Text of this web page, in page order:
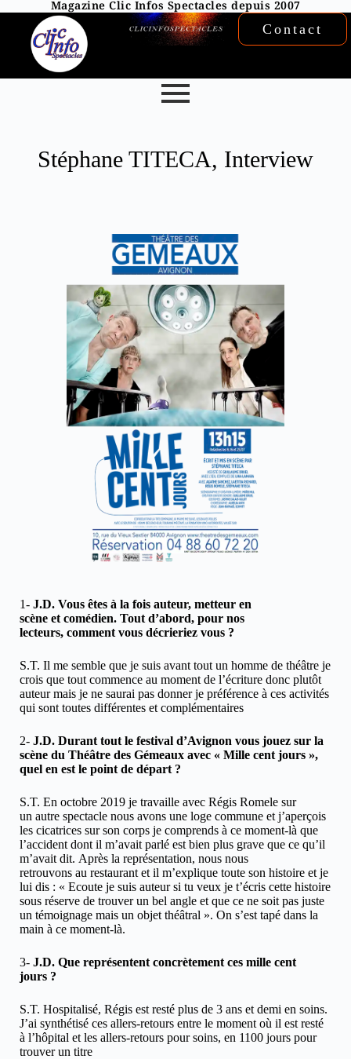
Magazine Clic Infos Spectacles depuis 2007
Contact
Stéphane TITECA, Interview
1- J.D. Vous êtes à la fois auteur, metteur en
scène et comédien. Tout d’abord, pour nos
lecteurs, comment vous décrieriez vous ?
S.T. Il me semble que je suis avant tout un homme de théâtre je
crois que tout commence au moment de l’écriture donc plutôt
auteur mais je ne saurai pas donner je préférence à ces activités
qui sont toutes différentes et complémentaires
2- J.D. Durant tout le festival d’Avignon vous jouez sur la
scène du Théâtre des Gémeaux avec « Mille cent jours »,
quel en est le point de départ ?
S.T. En octobre 2019 je travaille avec Régis Romele sur
un autre spectacle nous avons une loge commune et j’aperçois
les cicatrices sur son corps je comprends à ce moment-là que
l’accident dont il m’avait parlé est bien plus grave que ce qu’il
m’avait dit. Après la représentation, nous nous
retrouvons au restaurant et il m’explique toute son histoire et je
lui dis : « Ecoute je suis auteur si tu veux je t’écris cette histoire
sous réserve de trouver un bel angle et que ce ne soit pas juste
un témoignage mais un objet théâtral ». On s’est tapé dans la
main à ce moment-là.
3- J.D. Que représentent concrètement ces mille cent
jours ?
S.T. Hospitalisé, Régis est resté plus de 3 ans et demi en soins.
J’ai synthétisé ces allers-retours entre le moment où il est resté
à l’hôpital et les allers-retours pour soins, en 1100 jours pour
trouver un titre